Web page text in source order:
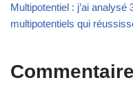
Multipotentiel : j’ai
multipotentiels qui